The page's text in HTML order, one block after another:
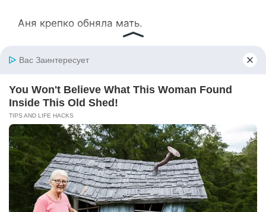
Аня крепко обняла мать.
учебой, профессией, планами на будущее. Но
корни остались здесь, в этой земле, в
материнских руках, в звонком смехе сестер.
Ирина стояла, провожая взглядом автобус,
пока он не скрылся за поворотом. Лиза
прижалась к ней, обхватив за талию:
— Прорвемся, мам.